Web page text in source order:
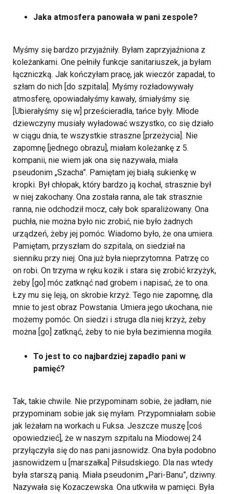
Jaka atmosfera panowała w pani zespole?
Myśmy się bardzo przyjaźniły. Byłam zaprzyjaźniona z
koleżankami. One pełniły funkcje sanitariuszek, ja byłam
łączniczką. Jak kończyłam pracę, jak wieczór zapadał, to
szłam do nich [do szpitala]. Myśmy rozładowywały
atmosferę, opowiadałyśmy kawały, śmiałyśmy się.
[Ubierałyśmy się w] prześcieradła, tańce były. Młode
dziewczyny musiały wyładować wszystko, co się działo
w ciągu dnia, te wszystkie straszne [przeżycia]. Nie
zapomnę [jednego obrazu], miałam koleżankę z 5.
kompanii, nie wiem jak ona się nazywała, miała
pseudonim „Szacha”. Pamiętam jej białą sukienkę w
kropki. Był chłopak, który bardzo ją kochał, strasznie był
w niej zakochany. Ona została ranna, ale tak strasznie
ranna, nie odchodził mocz, cały bok sparaliżowany. Ona
puchła, nie można było nic zrobić, nie było żadnych
urządzeń, żeby jej pomóc. Wiadomo było, że ona umiera.
Pamiętam, przyszłam do szpitala, on siedział na
sienniku przy niej. Ona już była nieprzytomna. Patrzę co
on robi. On trzyma w ręku kozik i stara się zrobić krzyżyk,
żeby [go] móc zatknąć nad grobem i napisać, że to ona.
Łzy mu się leją, on skrobie krzyż. Tego nie zapomnę, dla
mnie to jest obraz Powstania. Umiera jego ukochana, nie
możemy pomóc. On siedzi i struga dla niej krzyż, żeby
można [go] zatknąć, żeby to nie była bezimienna mogiła.
To jest to co najbardziej zapadło pani w
pamięć?
Tak, takie chwile. Nie przypominam sobie, że jadłam, nie
przypominam sobie jak się myłam. Przypomniałam sobie
jak leżałam na workach u Fuksa. Jeszcze muszę [coś
opowiedzieć], że w naszym szpitalu na Miodowej 24
przyłączyła się do nas pani jasnowidz. Ona była podobno
jasnowidzem u [marszałka] Piłsudskiego. Dla nas wtedy
była starszą panią. Miała pseudonim „Pari-Banu”, dziwny.
Nazywała się Kozaczewska. Ona utkwiła w pamięci. Była